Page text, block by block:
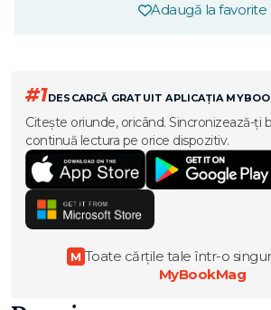
Adaugă la favorite
#1DESCARCĂ GRATUIT APLICAȚIA
Citește oriunde, oricând. Sincronizează-ți
continuă lectura pe orice dispozitiv.
M Toate cărțile tale într-o
MyBookMag